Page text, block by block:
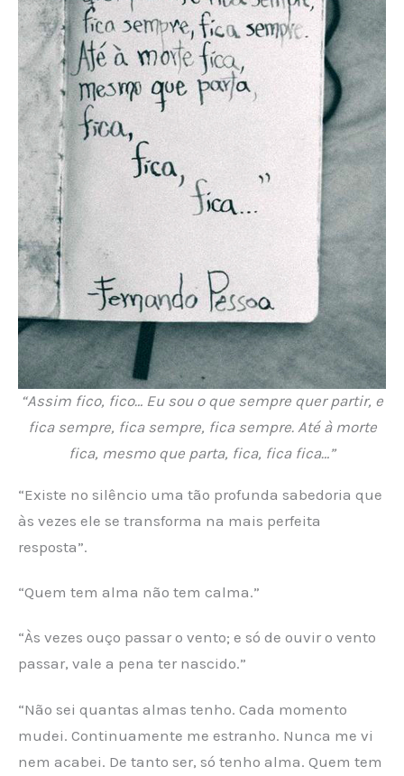
“Assim fico, fico… Eu sou o que sempre quer partir, e
fica sempre, fica sempre, fica sempre. Até à morte
fica, mesmo que parta, fica, fica fica…”
“Existe no silêncio uma tão profunda sabedoria que
às vezes ele se transforma na mais perfeita
resposta”.
“Quem tem alma não tem calma.”
“Às vezes ouço passar o vento; e só de ouvir o vento
passar, vale a pena ter nascido.”
“Não sei quantas almas tenho. Cada momento
mudei. Continuamente me estranho. Nunca me vi
nem acabei. De tanto ser, só tenho alma. Quem tem